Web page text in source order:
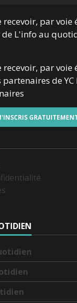
recevoir, par
L'info au
recevoir, par
partenaires de